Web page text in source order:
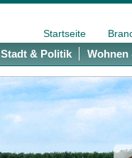
Startseite
Stadt & Politik Wohnen